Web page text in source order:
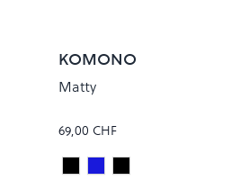
KOMONO
Matty
69,00 CHF
Colour
Black Tortoise
BLUE SANDS
BRONZE CARBON